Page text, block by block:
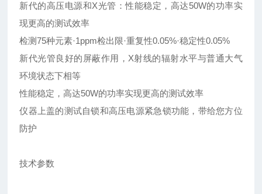
新代的高压电源和X光管：性能稳定，高达50W的功率实
现更高的测试效率
检测75种元素·1ppm检出限·重复性0.05%·稳定性0.05%
新代光管良好的屏蔽作用，X射线的辐射水平与普通大气
环境状态下相等
性能稳定，高达50W的功率实现更高的测试效率
仪器上盖的测试自锁和高压电源紧急锁功能，带给您方位
防护
技术参数